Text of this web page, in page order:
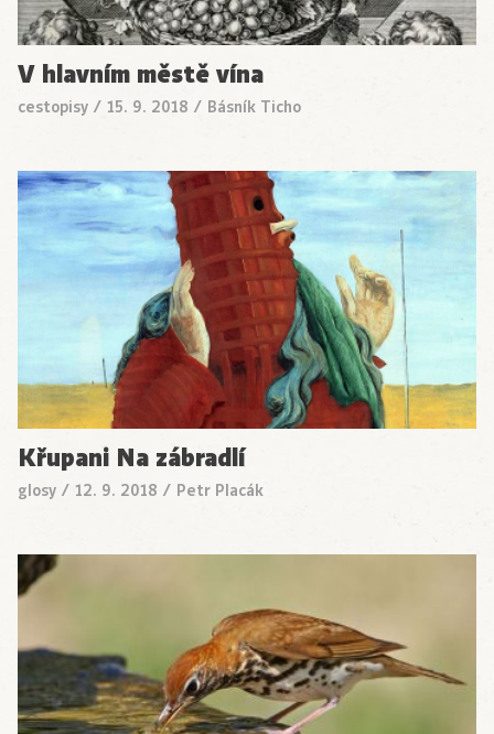
V hlavním městě vína
cestopisy / 15. 9. 2018 / Básník Ticho
Křupani Na zábradlí
glosy / 12. 9. 2018 / Petr Placák